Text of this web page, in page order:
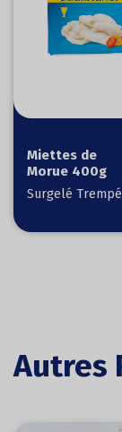
Miettes de
Morue 400g
Surgelé Trempé
Autres